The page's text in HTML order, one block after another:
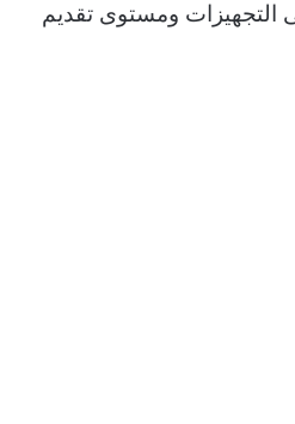
التجهيزات ومستوى تقديم